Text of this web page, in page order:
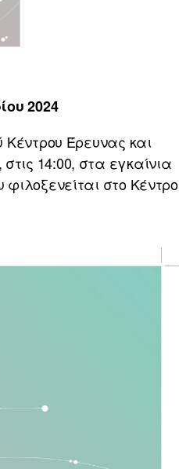
2024
Κέντρου Έρευνας και
14:00, στα εγκαίνια
φιλοξενείται στο Κέντρο